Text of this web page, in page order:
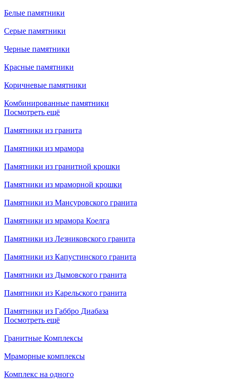
Белые памятники
Серые памятники
Черные памятники
Красные памятники
Коричневые памятники
Комбинированные памятники
Посмотреть ещё
Памятники из гранита
Памятники из мрамора
Памятники из гранитной крошки
Памятники из мраморной крошки
Памятники из Мансуровского гранита
Памятники из мрамора Коелга
Памятники из Лезниковского гранита
Памятники из Капустинского гранита
Памятники из Дымовского гранита
Памятники из Карельского гранита
Памятники из Габбро Диабаза
Посмотреть ещё
Гранитные Комплексы
Мраморные комплексы
Комплекс на одного